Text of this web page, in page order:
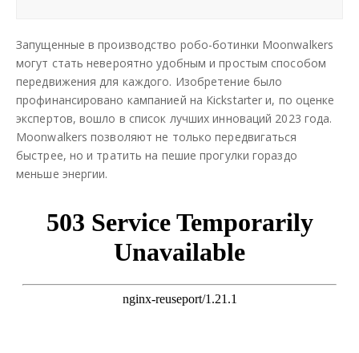
Наши сайты
я
тьс
я
тьс
я
Запущенные в производство робо-ботинки Moonwalkers
могут стать невероятно удобным и простым способом
передвижения для каждого. Изобретение было
профинансировано кампанией на Kickstarter и, по оценке
экспертов, вошло в список лучших инноваций 2023 года.
Moonwalkers позволяют не только передвигаться
быстрее, но и тратить на пешие прогулки гораздо
меньше энергии.